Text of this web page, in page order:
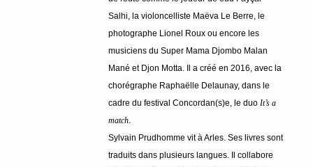
Salhi, la violoncelliste Maëva Le Berre, le
photographe Lionel Roux ou encore les
musiciens du Super Mama Djombo Malan
Mané et Djon Motta. Il a créé en 2016, avec la
chorégraphe Raphaëlle Delaunay, dans le
cadre du festival Concordan(s)e, le duo It’s a
match.
Sylvain Prudhomme vit à Arles. Ses livres sont
traduits dans plusieurs langues. Il collabore